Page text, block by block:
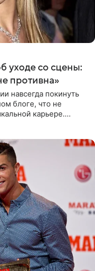
уходе со сцены:
противна»
навсегда покинуть
блоге, что не
карьере.